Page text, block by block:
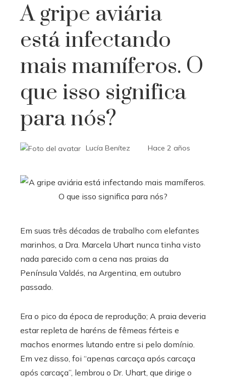
A gripe aviária
está infectando
mais mamíferos. O
que isso significa
para nós?
Lucía Benítez Hace 2 años
Em suas três décadas de trabalho com elefantes
marinhos, a Dra. Marcela Uhart nunca tinha visto
nada parecido com a cena nas praias da
Península Valdés, na Argentina, em outubro
passado.
Era o pico da época de reprodução; A praia deveria
estar repleta de haréns de fêmeas férteis e
machos enormes lutando entre si pelo domínio.
Em vez disso, foi “apenas carcaça após carcaça
após carcaça”, lembrou o Dr. Uhart, que dirige o